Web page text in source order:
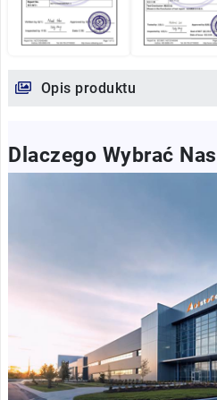
Opis produktu
Dlaczego Wybrać Nas